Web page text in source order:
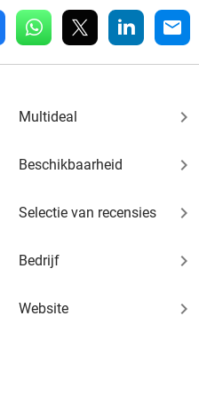
whatsapp linkedin mail
Multideal keyboard_arrow_right
Beschikbaarheid keyboard_arrow_right
Selectie van recensies keyboard_arrow_right
Bedrijf keyboard_arrow_right
Website keyboard_arrow_right